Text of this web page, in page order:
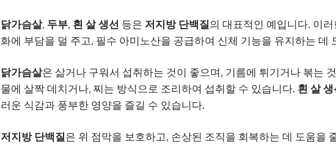
닭가슴살, 두부, 흰 살 생선 등은 저지방 단백질의 대표적인 예입니다. 이
화에 부담을 덜 주고, 필수 아미노산을 공급하여 신체 기능을 유지하는 데
닭가슴살은 삶거나 구워서 섭취하는 것이 좋으며, 기름에 튀기거나 볶는
물에 살짝 데치거나, 찌는 방식으로 조리하여 섭취할 수 있습니다. 흰 살 생
러운 식감과 풍부한 영양을 즐길 수 있습니다.
저지방 단백질은 위 점막을 보호하고, 손상된 조직을 회복하는 데 도움을